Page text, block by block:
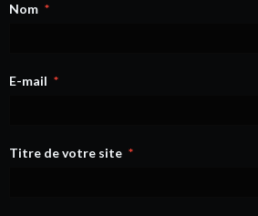
Nom
E-mail
Titre de votre site